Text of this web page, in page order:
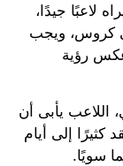
لاعبًا جيدًا،
كروس، ويجب
رؤية
اللاعب يأبى أن
كثيرًا إلى أيام
سويًا.